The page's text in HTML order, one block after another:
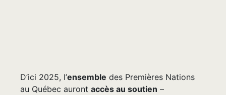
D’ici 2025, l’ensemble des Premières Nations
au Québec auront accès au soutien –